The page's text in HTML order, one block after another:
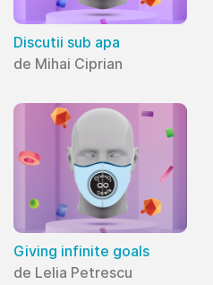
Discutii sub apa
de Mihai Ciprian
Giving infinite goals
de Lelia Petrescu